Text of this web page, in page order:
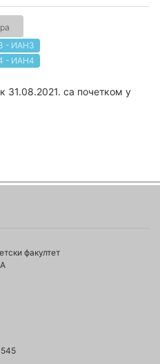
- ИАН3
- ИАН4
31.08.2021. са почетком у
факултет